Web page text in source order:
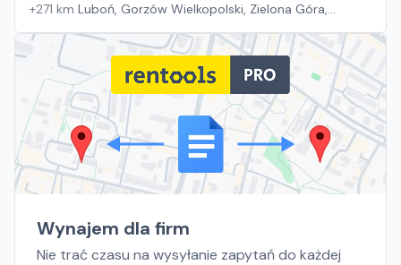
+271 km Luboń, Gorzów Wielkopolski, Zielona Góra,
Wynajem dla firm
Nie trać czasu na wysyłanie zapytań do każdej